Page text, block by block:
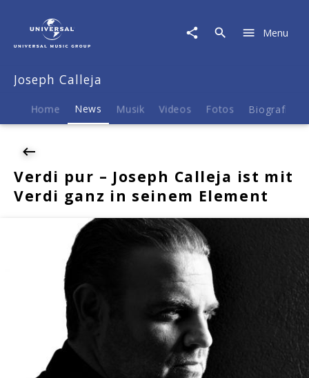
News
Verdi
Joseph
Verdi
ganz
Menu
Joseph Calleja
Home News Musik Videos Fotos Biografie
Verdi pur – Joseph Calleja ist mit
Verdi ganz in seinem Element